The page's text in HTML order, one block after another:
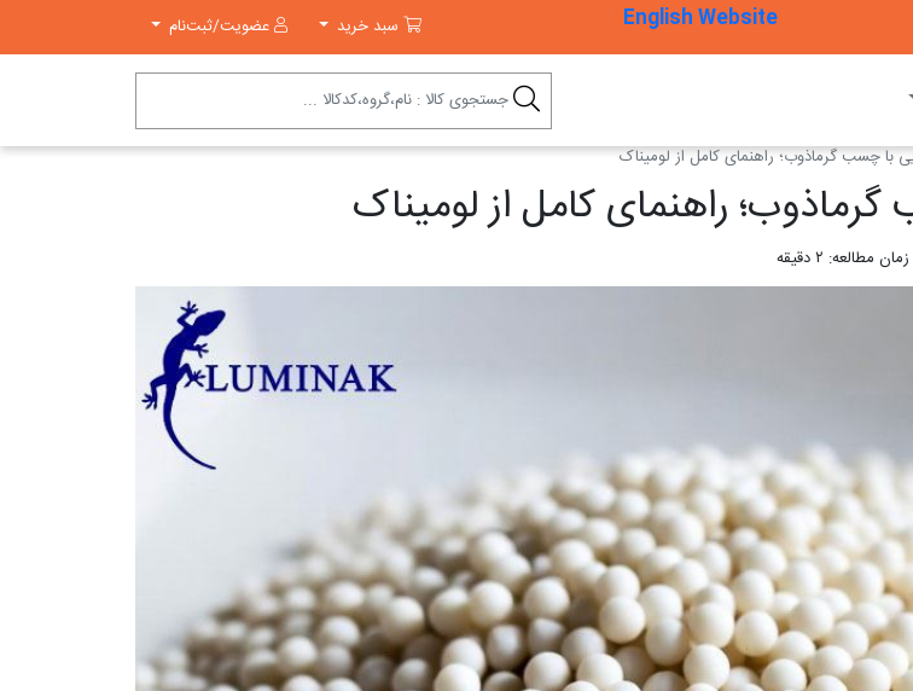
English Website سبد خرید
سبد خرید عضویت/ثبت‌نام
با چسب گرماذوب؛ راهنمای کامل از لومیناک
راهنمای کامل از لومیناک
مطالعه: ۲ دقیقه